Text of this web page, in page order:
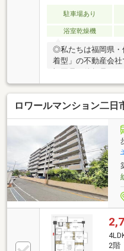
駐車場あり
浴室乾燥機
◎私たちは福岡県・
着型」の不動産会社
せください！！〈
分）・紫駅（6分）
利♪■角部屋・2面バ
日市小中学校まで
実の好立地■2018
場高さ制限有※令和
店について～ハウス
目の前！駐車場は
利用ください。（駐
ロワールマンション二日
2階